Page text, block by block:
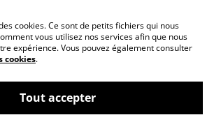
cookies. Ce sont de petits fichiers qui nous
vous utilisez nos services afin que nous
expérience. Vous pouvez également consulter
cookies.
Tout accepter